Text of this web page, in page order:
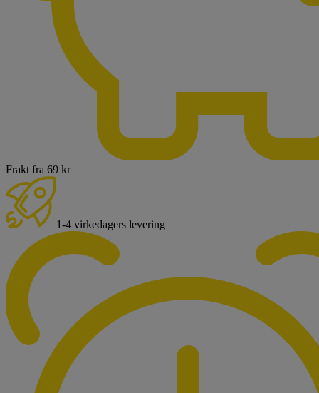
Frakt fra 69 kr
1-4 virkedagers levering